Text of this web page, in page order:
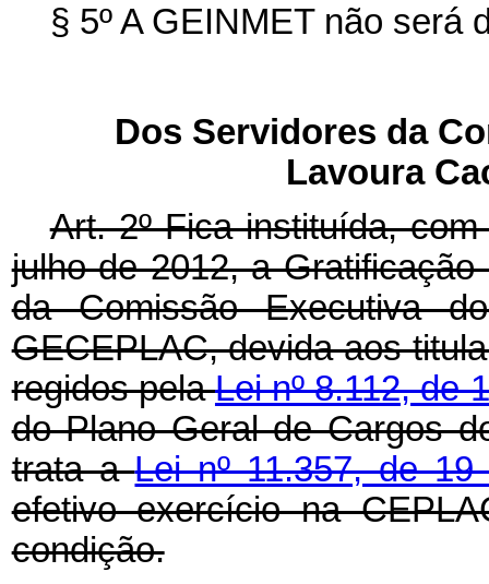
§ 5º A GEINMET não será
Dos Servidores da
Lavoura
Art. 2º Fica instituída,
julho de 2012, a
da Comissão Executiva
GECEPLAC, devida aos
regidos pelaLei nº 8.112, de
do Plano Geral de Cargos
trata aLei nº 11.357, de
efetivo exercício na
condição.